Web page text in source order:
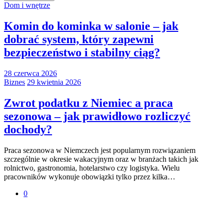
Dom i wnętrze
Komin do kominka w salonie – jak
dobrać system, który zapewni
bezpieczeństwo i stabilny ciąg?
28 czerwca 2026
Biznes 29 kwietnia 2026
Zwrot podatku z Niemiec a praca
sezonowa – jak prawidłowo rozliczyć
dochody?
Praca sezonowa w Niemczech jest popularnym rozwiązaniem
szczególnie w okresie wakacyjnym oraz w branżach takich jak
rolnictwo, gastronomia, hotelarstwo czy logistyka. Wielu
pracowników wykonuje obowiązki tylko przez kilka…
0